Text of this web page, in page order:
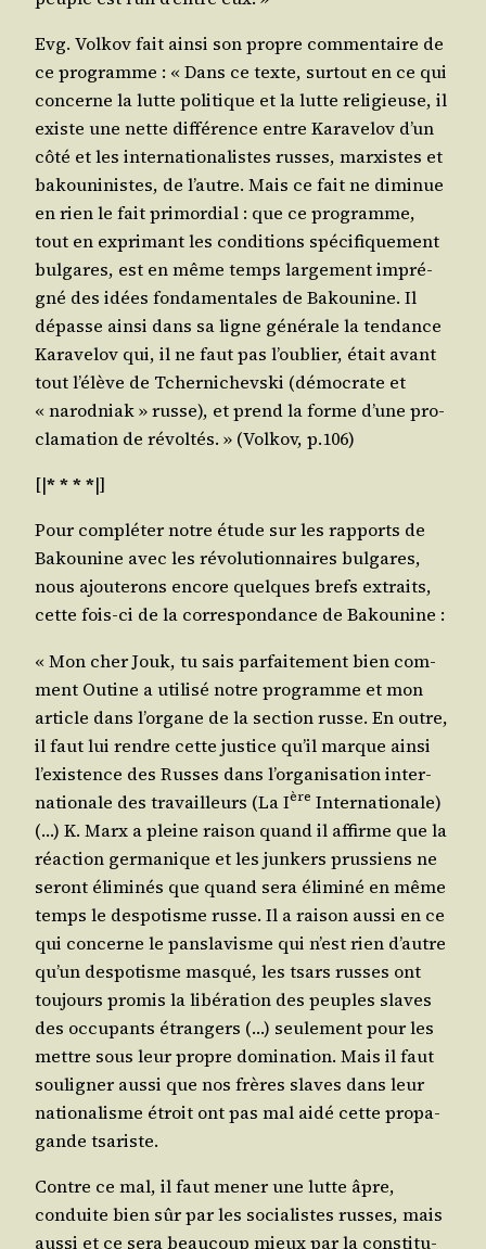
Evg. Vol­kov fait ain­si son propre com­men­taire de
ce pro­gramme : « Dans ce texte, sur­tout en ce qui
concerne la lutte poli­tique et la lutte reli­gieuse, il
existe une nette dif­fé­rence entre Kara­ve­lov d’un
côté et les inter­na­tio­na­listes russes, mar­xistes et
bakou­ni­nistes, de l’autre. Mais ce fait ne dimi­nue
en rien le fait pri­mor­dial : que ce pro­gramme,
tout en expri­mant les condi­tions spé­ci­fi­que­ment
bul­gares, est en même temps lar­ge­ment impré­
gné des idées fon­da­men­tales de Bakou­nine. Il
dépasse ain­si dans sa ligne géné­rale la ten­dance
Kara­ve­lov qui, il ne faut pas l’ou­blier, était avant
tout l’é­lève de Tcher­ni­chevs­ki (démo­crate et
« narod­niak » russe), et prend la forme d’une pro­
cla­ma­tion de révol­tés. » (Vol­kov, p.106)
[|* * * *|]
Pour com­plé­ter notre étude sur les rap­ports de
Bakou­nine avec les révo­lu­tion­naires bul­gares,
nous ajou­te­rons encore quelques brefs extraits,
cette fois-ci de la cor­res­pon­dance de Bakounine :
« Mon cher Jouk, tu sais par­fai­te­ment bien com­
ment Outine a uti­li­sé notre pro­gramme et mon
article dans l’or­gane de la sec­tion russe. En outre,
il faut lui rendre cette jus­tice qu’il marque ain­si
l’exis­tence des Russes dans l’or­ga­ni­sa­tion inter­
na­tio­nale des tra­vailleurs (La Ière Inter­na­tio­nale)
(…) K. Marx a pleine rai­son quand il affirme que la
réac­tion ger­ma­nique et les jun­kers prus­siens ne
seront éli­mi­nés que quand sera éli­mi­né en même
temps le des­po­tisme russe. Il a rai­son aus­si en ce
qui concerne le pan­sla­visme qui n’est rien d’autre
qu’un des­po­tisme mas­qué, les tsars russes ont
tou­jours pro­mis la libé­ra­tion des peuples slaves
des occu­pants étran­gers (…) seule­ment pour les
mettre sous leur propre domi­na­tion. Mais il faut
sou­li­gner aus­si que nos frères slaves dans leur
natio­na­lisme étroit ont pas mal aidé cette pro­pa­
gande tsariste.
Contre ce mal, il faut mener une lutte âpre,
conduite bien sûr par les socia­listes russes, mais
aus­si et ce sera beau­coup mieux par la consti­tu­